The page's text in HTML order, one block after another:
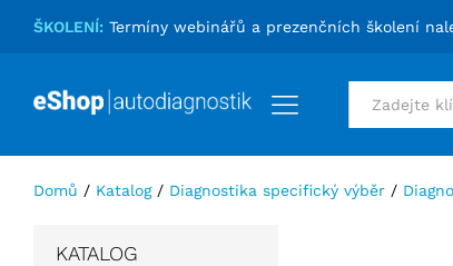
ŠKOLENÍ: Termíny webinářů a prezenčních školení
Vše
Domů / Katalog / Diagnostika specifický výběr /
KATALOG